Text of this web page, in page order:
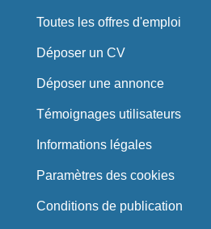
Toutes les offres d'emploi
Déposer un CV
Déposer une annonce
Témoignages utilisateurs
Informations légales
Paramètres des cookies
Conditions de publication